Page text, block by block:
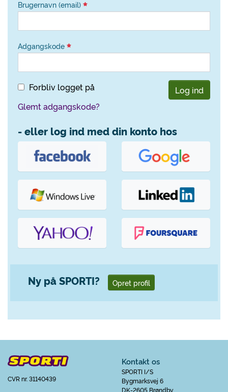
Brugernavn (email)
Adgangskode
Forbliv logget på
Log ind
Glemt adgangskode?
- eller log ind med din konto hos
Ny på SPORTI? Opret profil
CVR nr. 31140439
Kontakt os
SPORTI I/S
Bygmarksvej 6
DK-2605 Brøndby